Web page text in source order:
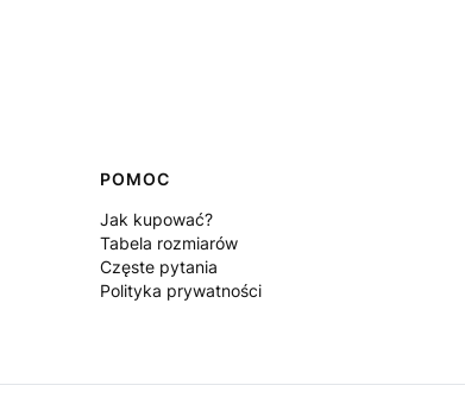
POMOC
Jak kupować?
Tabela rozmiarów
Częste pytania
Polityka prywatności